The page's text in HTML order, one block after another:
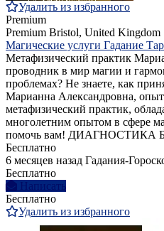
Удалить из избранного
Premium
Premium Bristol, United Kingdom
Магические услуги Гадание
Метафизический практик
проводник в мир магии и
проблемах? Не знаете, как
Марианна Александровна,
метафизический практик,
многолетним опытом в сфере
помочь вам! ДИАГНОСТИКА
Бесплатно
6 месяцев назад Гадания-
Бесплатно
Написать
Бесплатно
Удалить из избранного